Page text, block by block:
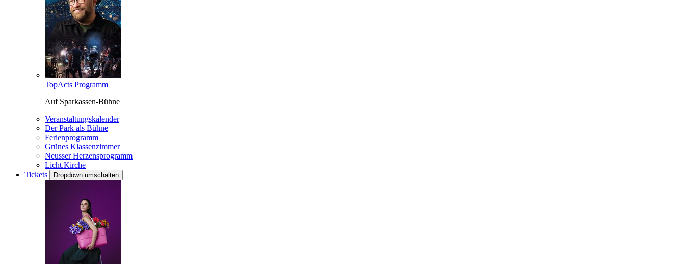
TopActs Programm
Auf Sparkassen-Bühne
Veranstaltungskalender
Der Park als Bühne
Ferienprogramm
Grünes Klassenzimmer
Neusser Herzensprogramm
Licht.Kirche
Tickets
Dropdown umschalten